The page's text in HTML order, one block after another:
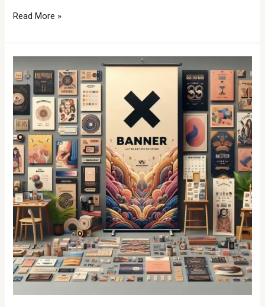
Read More »
Online
Bandung:
Solusi
Cetak
Terbaik
untuk
Semua
Kebutuhan
Anda,
Mulai
dari
Brosur
hingga
Voucher